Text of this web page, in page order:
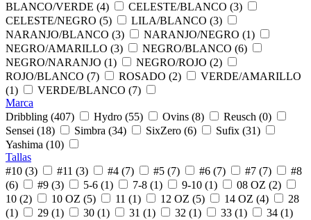
BLANCO/VERDE (4)
CELESTE/BLANCO (3)
CELESTE/NEGRO (5)
LILA/BLANCO (3)
NARANJO/BLANCO (3)
NARANJO/NEGRO (1)
NEGRO/AMARILLO (3)
NEGRO/BLANCO (6)
NEGRO/NARANJO (1)
NEGRO/ROJO (2)
ROJO/BLANCO (7)
ROSADO (2)
VERDE/AMARILLO
(1)
VERDE/BLANCO (7)
Marca
Dribbling (407)
Hydro (55) Ovins (8)
Reusch (0)
Sensei (18)
Simbra (34) SixZero (6)
Sufix (31)
Yashima (10)
Tallas
#10 (3)
#11 (3) #4 (7) #5 (7) #6 (7) #7 (7)
#8
(6)
#9 (3) 5-6 (1) 7-8 (1) 9-10 (1)
08 OZ (2)
10 (2)
10 OZ (5) 11 (1) 12 OZ (5) 14 OZ (4)
28
(1)
29 (1) 30 (1) 31 (1) 32 (1) 33 (1)
34 (1)